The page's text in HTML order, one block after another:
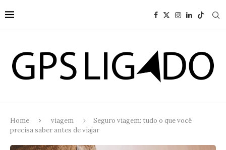
Home viagem
Seguro viagem: tudo o que você
precisa saber antes de viajar